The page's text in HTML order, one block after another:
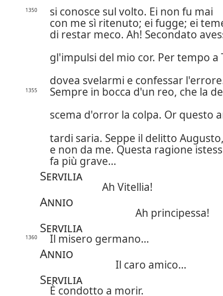
1350
si conosce sul volto. Ei non fu mai
con me sì ritenuto; ei fugge; ei
di restar meco. Ah! Secondato
gl'impulsi del mio cor. Per tempo a
dovea svelarmi e confessar
1355
Sempre in bocca d'un reo, che la
scema d'orror la colpa. Or questo
tardi saria. Seppe il delitto
e non da me. Questa ragione
fa più grave…
Servilia
Ah Vitellia!
Annio
Ah principessa!
Servilia
1360 Il misero germano…
Annio
Il caro amico…
Servilia
È condotto a morir.